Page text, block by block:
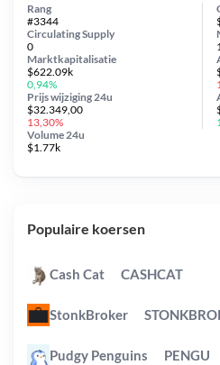
Circulating Supply
0
Prijs wijziging 24u
$32.349,00
13,30%
1
Marktkapitalisatie
$622.09k
0,94%
Volume 24u
$1.77k
Rang
#3344
Populaire koersen
Cash Cat CASHCAT
StonkBroker
Pudgy Penguins PENGU